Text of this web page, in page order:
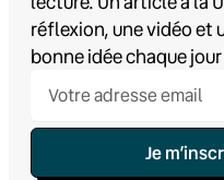
réflexion, une vidéo et
bonne idée chaque jour
Je